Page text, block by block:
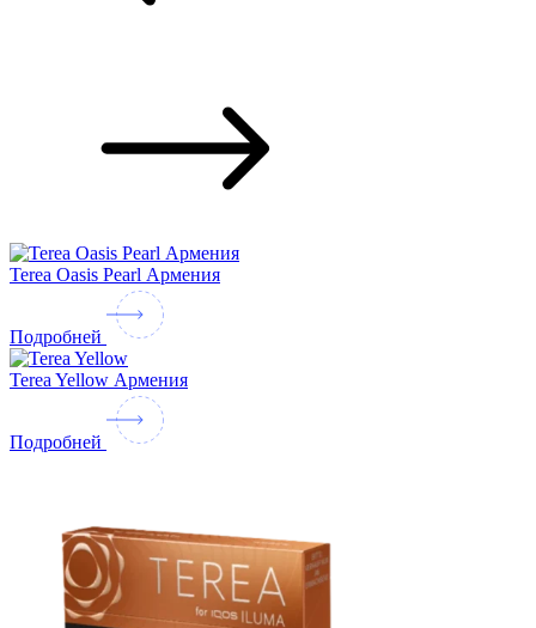
Terea Oasis Pearl Армения
Подробней
Terea Yellow Армения
Подробней